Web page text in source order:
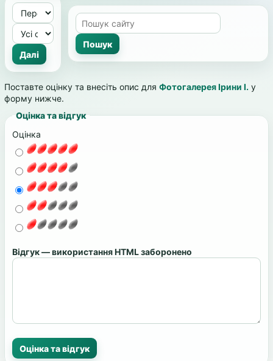
Поставте оцінку та внесіть опис для Фотогалерея Ірини І. у
форму нижче.
Оцінка та відгук
Оцінка
Відгук — використання HTML заборонено